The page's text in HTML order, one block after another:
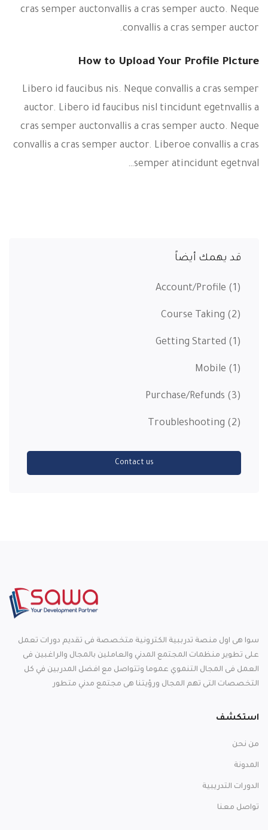
cras semper auctonvallis a cras semper aucto. Neque
convallis a cras semper auctor.
How to Upload Your Profile Picture
Libero id faucibus nis. Neque convallis a cras semper
auctor. Libero id faucibus nisl tincidunt egetnvallis a
cras semper auctonvallis a cras semper aucto. Neque
convallis a cras semper auctor. Liberoe convallis a cras
semper atincidunt egetnval…
قد يهمك أيضاً
Account/Profile (1)
Course Taking (2)
Getting Started (1)
Mobile (1)
Purchase/Refunds (3)
Troubleshooting (2)
Contact us
سوا هى اول منصة تدرببية الكترونية متخصصة فى تقديم دورات تعمل
على تطوير منظمات المجتمع المدني والعاملين بالمجال والراغبين فى
العمل فى المجال التنموي عموما وتتواصل مع افضل المدربين في كل
التخصصات التى تهم المجال ورؤيتنا هى مجتمع مدني متطور
استكشف
من نحن
المدونة
الدورات التدريبية
تواصل معنا